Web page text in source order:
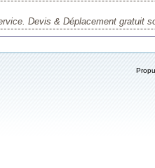
Devis & Déplacement gratuit